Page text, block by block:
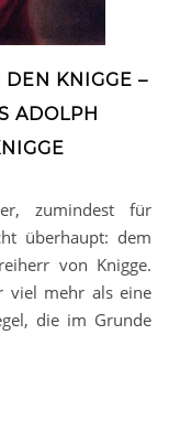
KNIGGE –
ADOLPH
zumindest für
überhaupt: dem
von Knigge.
viel mehr als eine
die im Grunde